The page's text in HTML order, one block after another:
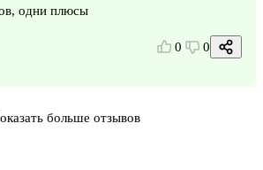
одни плюсы
0 0
больше отзывов